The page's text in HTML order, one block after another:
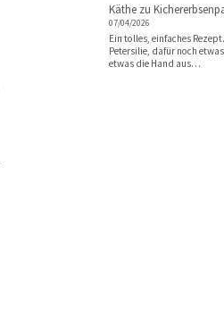
Käthe zu
07/04/2026
Ein tolles, einfaches
Petersilie, dafür noch
etwas die Hand aus…